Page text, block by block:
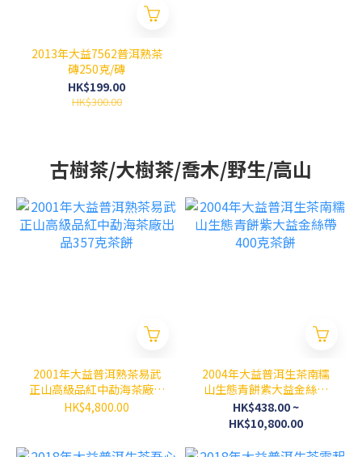
2013年大益7562普洱熟茶
磚250克/磚
HK$199.00
HK$300.00
古樹茶/大樹茶/喬木/野生/高山
2001年大益普洱熟茶易武
正山高級品紅中勐海茶廠出
品357克茶餅
HK$4,800.00
2004年大益普洱生茶南糯
山生態青餅紫大益金絲帶
400克茶餅
HK$438.00 ~
HK$10,800.00